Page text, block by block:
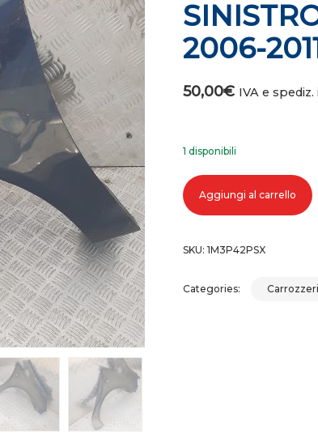
2006-
50,00€ IVA e spediz.
1 disponibili
PARAFANGO ANTERIORE
Aggiungi al carrello
SKU: 1M3P42PSX
Categories: